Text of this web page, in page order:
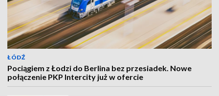
ŁÓDŹ
Pociągiem z Łodzi do Berlina bez przesiadek. Nowe
połączenie PKP Intercity już w ofercie